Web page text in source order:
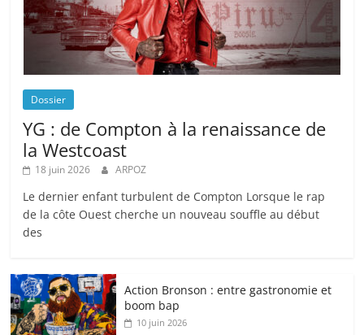
Dossier
YG : de Compton à la renaissance de
la Westcoast
18 juin 2026 ARPOZ
Le dernier enfant turbulent de Compton Lorsque le rap
de la côte Ouest cherche un nouveau souffle au début
des
Action Bronson : entre gastronomie et
boom bap
10 juin 2026